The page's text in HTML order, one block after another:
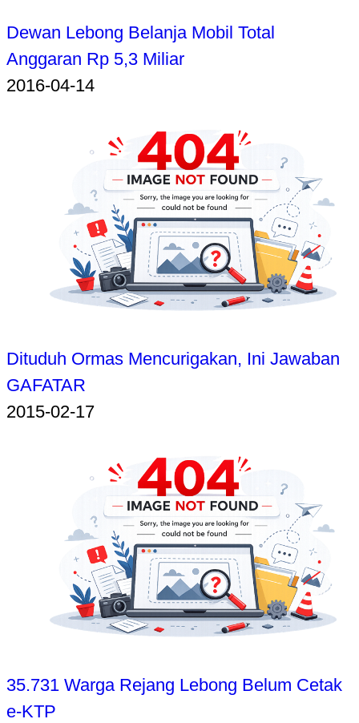
Dewan Lebong Belanja Mobil Total
Anggaran Rp 5,3 Miliar
2016-04-14
Dituduh Ormas Mencurigakan, Ini Jawaban
GAFATAR
2015-02-17
35.731 Warga Rejang Lebong Belum Cetak
e-KTP